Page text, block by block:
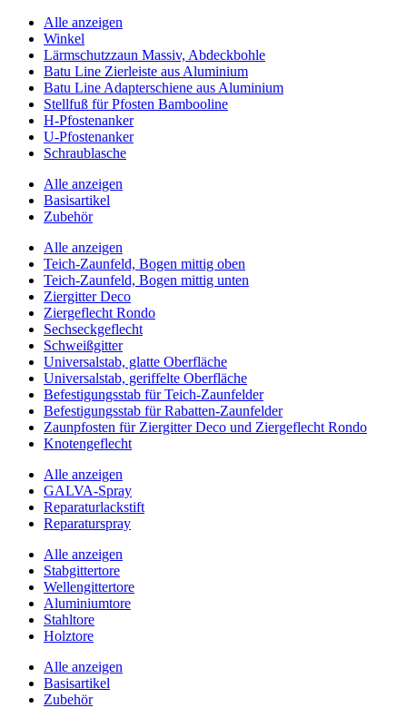
Alle anzeigen
Winkel
Lärmschutzzaun Massiv, Abdeckbohle
Batu Line Zierleiste aus Aluminium
Batu Line Adapterschiene aus Aluminium
Stellfuß für Pfosten Bambooline
H-Pfostenanker
U-Pfostenanker
Schraublasche
Alle anzeigen
Basisartikel
Zubehör
Alle anzeigen
Teich-Zaunfeld, Bogen mittig oben
Teich-Zaunfeld, Bogen mittig unten
Ziergitter Deco
Ziergeflecht Rondo
Sechseckgeflecht
Schweißgitter
Universalstab, glatte Oberfläche
Universalstab, geriffelte Oberfläche
Befestigungsstab für Teich-Zaunfelder
Befestigungsstab für Rabatten-Zaunfelder
Zaunpfosten für Ziergitter Deco und Ziergeflecht Rondo
Knotengeflecht
Alle anzeigen
GALVA-Spray
Reparaturlackstift
Reparaturspray
Alle anzeigen
Stabgittertore
Wellengittertore
Aluminiumtore
Stahltore
Holztore
Alle anzeigen
Basisartikel
Zubehör